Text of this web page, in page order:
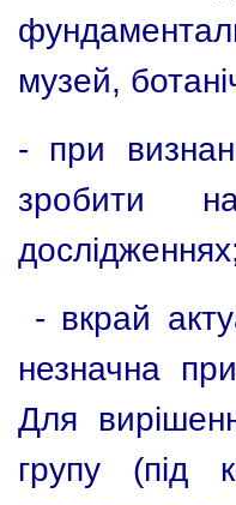
музей,
-
при
зробити
- вкрай
незначна
Для
групу (під